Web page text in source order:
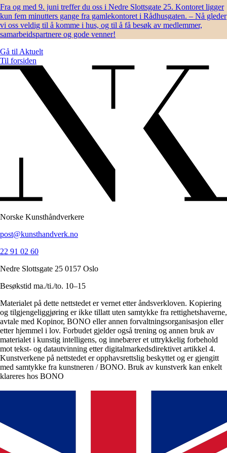
Fra og med 9. juni treffer du oss i Nedre Slottsgate 25. Kontoret ligger
kun fem minutters gange fra gamlekontoret i Rådhusgaten. – Nå gleder
vi oss veldig til å komme i hus, og til å få besøk av medlemmer,
samarbeidspartnere og gode venner!
Gå til Aktuelt
Til forsiden
Norske Kunsthåndverkere
post@kunsthandverk.no
22 91 02 60
Nedre Slottsgate 25 0157 Oslo
Besøkstid ma./ti./to. 10–15
Materialet på dette nettstedet er vernet etter åndsverkloven. Kopiering
og tilgjengeliggjøring er ikke tillatt uten samtykke fra rettighetshaverne,
avtale med Kopinor, BONO eller annen forvaltningsorganisasjon eller
etter hjemmel i lov. Forbudet gjelder også trening og annen bruk av
materialet i kunstig intelligens, og innebærer et uttrykkelig forbehold
mot tekst- og datautvinning etter digitalmarkedsdirektivet artikkel 4.
Kunstverkene på nettstedet er opphavsrettslig beskyttet og er gjengitt
med samtykke fra kunstneren / BONO. Bruk av kunstverk kan enkelt
klareres hos BONO